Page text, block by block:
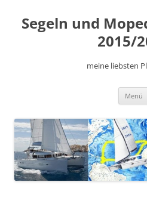
springen
Segeln und
2015/
meine liebsten
Menü